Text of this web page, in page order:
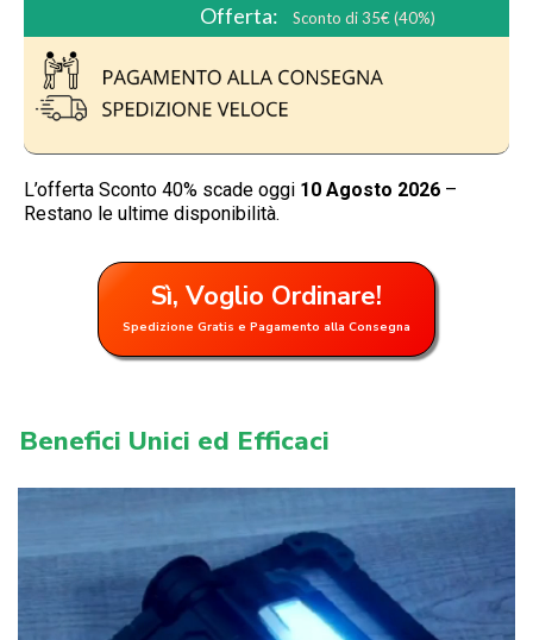
Offerta: Sconto di 35€ (40%)
L’offerta Sconto 40% scade oggi 10 Agosto 2026 –
Restano le ultime disponibilità.
Sì, Voglio Ordinare!
Spedizione Gratis e Pagamento alla Consegna
Benefici Unici ed Efficaci